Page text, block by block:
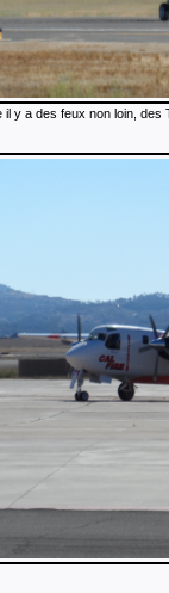
il y a des feux non loin,